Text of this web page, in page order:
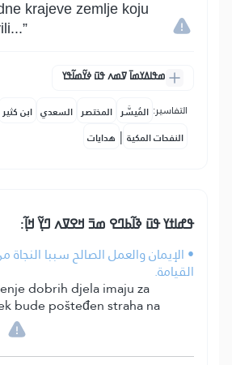
krajeve zemlje koju
ߘߟߊߡߌߘߊ߫ ߜߘߍ ߟߎ߫ ߦߌ߬ߘߊ߬ߟߌ
التفاسير: المُيسَّر المختصر السعدي ابن كثير
النفحات المكية | هدايات
ߟߝߊߙߌ ߟߎ߫ ߢߊ߬ߕߣߐ ߘߏ߫ ߞߐߜߍ ߣߌ߲߬ ߞߊ߲߬:
• الإيمان والعمل الصالح سببا النجاة
القيامة.
dobrih djela imaju za
bude pošteđen straha na